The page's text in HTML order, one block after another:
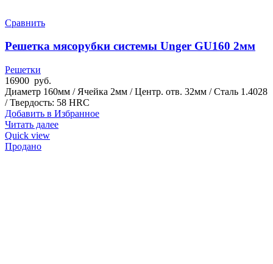
Сравнить
Решетка мясорубки системы Unger GU160 2мм
Решетки
16900 руб.
Диаметр 160мм / Ячейка 2мм / Центр. отв. 32мм / Сталь 1.4028
/ Твердость: 58 HRC
Добавить в Избранное
Читать далее
Quick view
Продано